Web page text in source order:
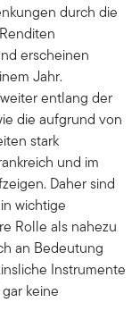
durch die
erscheinen
Jahr.
entlang der
die aufgrund von
stark
und im
Daher sind
wichtige
Rolle als nahezu
an Bedeutung
Instrumente
keine